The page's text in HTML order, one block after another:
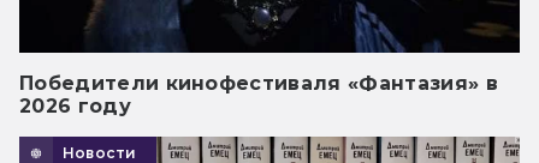
Победители кинофестиваля «Фантазия» в
2026 году
Новости